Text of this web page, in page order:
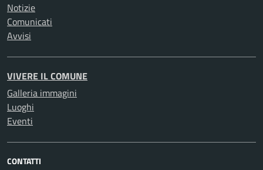
Notizie
Comunicati
Avvisi
VIVERE IL COMUNE
Galleria immagini
Luoghi
Eventi
CONTATTI